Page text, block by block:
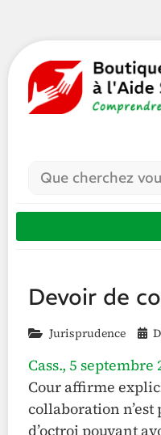
Devoir de
Jurisprudence
Cass., 5 septembre
Cour affirme
collaboration
d’octroi pouvant